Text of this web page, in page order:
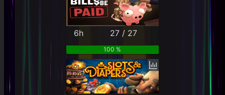
6h 27 / 27
100 %